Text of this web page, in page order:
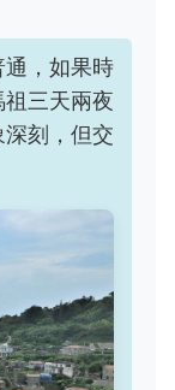
，如果時
三天兩夜
刻，但交